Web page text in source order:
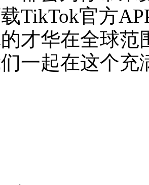
TikTok官方
才华在全球范
一起在这个